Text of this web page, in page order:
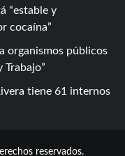
“estable y
cocaína
organismos públicos
Trabajo
tiene 61 internos
reservados.